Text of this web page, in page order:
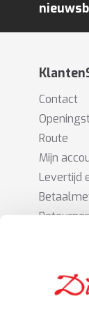
Contact
Route
Mijn
Levertijd